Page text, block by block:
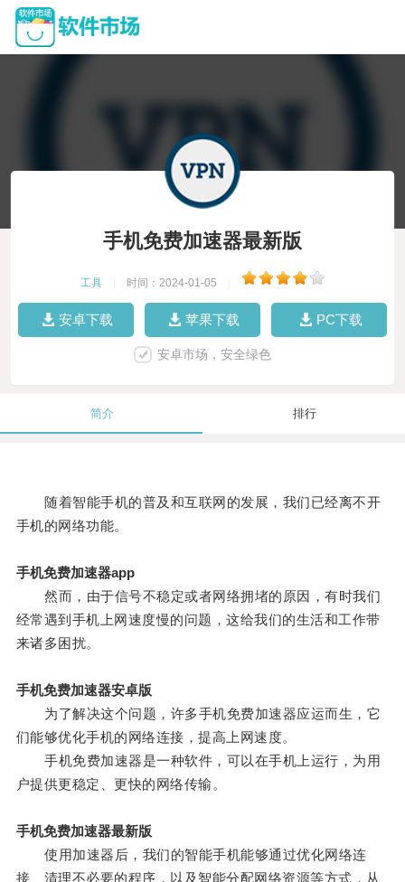
手机免费加速器最新版
工具 时间：2024-01-05
安卓下载 苹果下载 PC下载
安卓市场，安全绿色
简介 排行
随着智能手机的普及和互联网的发展，我们已经离不开
手机的网络功能。
手机免费加速器app
然而，由于信号不稳定或者网络拥堵的原因，有时我们
经常遇到手机上网速度慢的问题，这给我们的生活和工作带
来诸多困扰。
手机免费加速器安卓版
为了解决这个问题，许多手机免费加速器应运而生，它
们能够优化手机的网络连接，提高上网速度。
手机免费加速器是一种软件，可以在手机上运行，为用
户提供更稳定、更快的网络传输。
手机免费加速器最新版
使用加速器后，我们的智能手机能够通过优化网络连
接、清理不必要的程序，以及智能分配网络资源等方式，从